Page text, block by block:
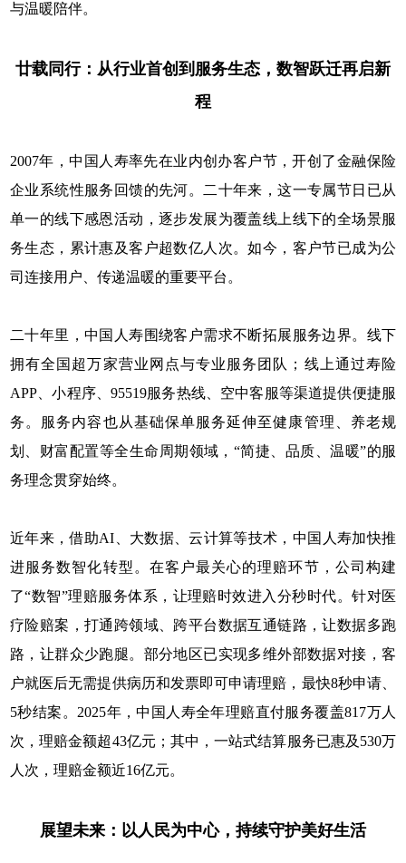
与温暖陪伴。
廿载同行：从行业首创到服务生态，数智跃迁再启新
程
2007年，中国人寿率先在业内创办客户节，开创了金融保险
企业系统性服务回馈的先河。二十年来，这一专属节日已从
单一的线下感恩活动，逐步发展为覆盖线上线下的全场景服
务生态，累计惠及客户超数亿人次。如今，客户节已成为公
司连接用户、传递温暖的重要平台。
二十年里，中国人寿围绕客户需求不断拓展服务边界。线下
拥有全国超万家营业网点与专业服务团队；线上通过寿险
APP、小程序、95519服务热线、空中客服等渠道提供便捷服
务。服务内容也从基础保单服务延伸至健康管理、养老规
划、财富配置等全生命周期领域，“简捷、品质、温暖”的服
务理念贯穿始终。
近年来，借助AI、大数据、云计算等技术，中国人寿加快推
进服务数智化转型。在客户最关心的理赔环节，公司构建
了“数智”理赔服务体系，让理赔时效进入分秒时代。针对医
疗险赔案，打通跨领域、跨平台数据互通链路，让数据多跑
路，让群众少跑腿。部分地区已实现多维外部数据对接，客
户就医后无需提供病历和发票即可申请理赔，最快8秒申请、
5秒结案。2025年，中国人寿全年理赔直付服务覆盖817万人
次，理赔金额超43亿元；其中，一站式结算服务已惠及530万
人次，理赔金额近16亿元。
展望未来：以人民为中心，持续守护美好生活